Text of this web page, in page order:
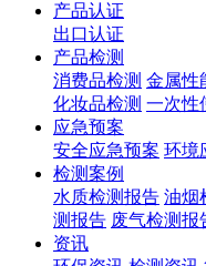
产品认证
出口认证
产品检测
消费品检测 金属性
化妆品检测 一次性
应急预案
安全应急预案 环境
检测案例
水质检测报告 油烟
测报告 废气检测报
资讯